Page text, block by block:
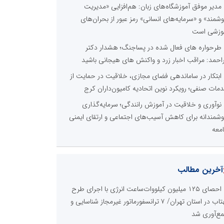
مدیر موفق آموزشگاه‌های زبان: هم‌افزایی «مدیریت
و «سرمایه‌های انسانی» رمز عبور از بحران‌های
است
طرحواره های فعال شده در پساجنگ؛ هشدار دکتر
مراقب اخبار زرد و واکنش های هیجانی باشید
ابتکار در ساماندهی فضای مجازی، خلاقیت در حمایت از
صنفی؛ رویکرد نوین اتحادیه کامیون‌داران کرج
نوآوری و خلاقیت در آموزش رانندگی؛ سرمایه‌گذاری
برای کاهش آسیب‌های اجتماعی و ارتقای ایمنی
آخرین مطالب
احصای ۱۲۵ میلیون کیلووات‌ساعت انرژی با اجرای طرح
مهتاب در استان تهران/ ۷ ترانسفورماتور غیرمجاز شناسایی و
شد